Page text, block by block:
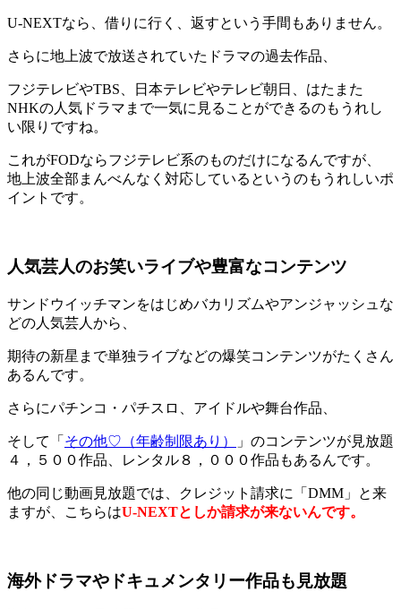
U-NEXTなら、借りに行く、返すという手間もありません。
さらに地上波で放送されていたドラマの過去作品、
フジテレビやTBS、日本テレビやテレビ朝日、はたまた
NHKの人気ドラマまで一気に見ることができるのもうれし
い限りですね。
これがFODならフジテレビ系のものだけになるんですが、
地上波全部まんべんなく対応しているというのもうれしいポ
イントです。
人気芸人のお笑いライブや豊富なコンテンツ
サンドウイッチマンをはじめバカリズムやアンジャッシュな
どの人気芸人から、
期待の新星まで単独ライブなどの爆笑コンテンツがたくさん
あるんです。
さらにパチンコ・パチスロ、アイドルや舞台作品、
そして「 その他♡（年齢制限あり）
」のコンテンツが見放題
４，５００作品、レンタル８，０００作品もあるんです。
他の同じ動画見放題では、クレジット請求に「DMM」と来
ますが、こちらはU-NEXTとしか請求が来ないんです。
海外ドラマやドキュメンタリー作品も見放題